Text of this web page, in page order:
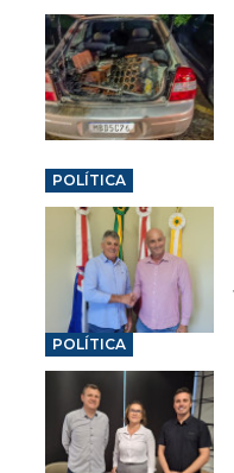
POLÍTICA
POLÍTICA